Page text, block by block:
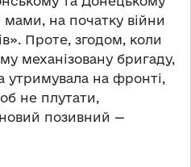
на початку війни
Проте, згодом, коли
механізовану бригаду,
утримувала на фронті,
не плутати,
позивний —